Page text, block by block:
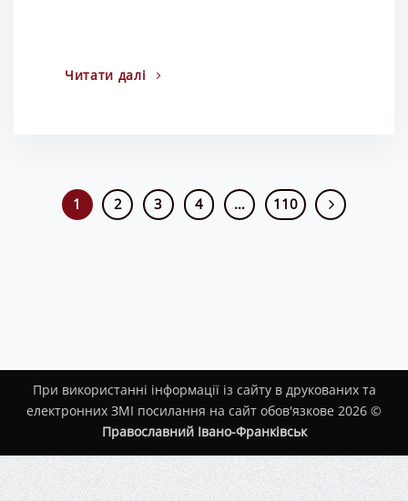
Читати далі
1 2 3 4 … 110
При використанні інформації із сайту в друкованих та
електронних ЗМІ посилання на сайт обов'язкове 2026 ©
Православний Івано-Франківськ